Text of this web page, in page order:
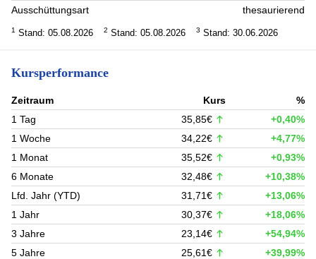
Ausschüttungsart thesaurierend
1 Stand: 05.08.2026 2 Stand: 05.08.2026 3 Stand: 30.06.2026
Kursperformance
Zeitraum Kurs
%
1 Tag
35,85€
+0,40%
1 Woche
34,22€
+4,77%
1 Monat
35,52€
+0,93%
6 Monate
32,48€
+10,38%
Lfd. Jahr (YTD)
31,71€
+13,06%
1 Jahr
30,37€
+18,06%
3 Jahre
23,14€
+54,94%
5 Jahre
25,61€ +39,99%